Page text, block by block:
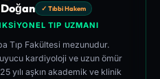
✓ Tıbbi Hakem
TIP UZMANI
Tıp Fakültesi mezunudur.
kardiyoloji ve uzun ömür
yılı aşkın akademik ve klinik